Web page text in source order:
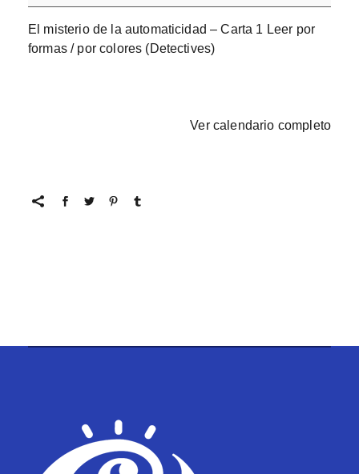
Leer
por
formas
y
El misterio de la automaticidad – Carta 1 Leer por
formas / por colores​ (Detectives)
Ver calendario completo